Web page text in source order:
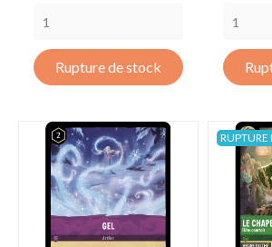
Rupture de stock
RUPTURE